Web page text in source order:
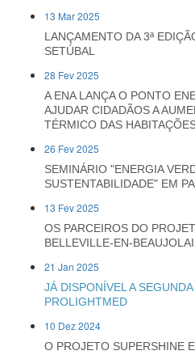
13 Mar 2025
LANÇAMENTO DA 3ª
SETÚBAL
28 Fev 2025
A ENA LANÇA O PONTO
AJUDAR CIDADÃOS A
TÉRMICO DAS
26 Fev 2025
SEMINÁRIO "ENERGIA
SUSTENTABILIDADE" EM
13 Fev 2025
OS PARCEIROS DO
BELLEVILLE-EN-
21 Jan 2025
JÁ DISPONÍVEL A
PROLIGHTMED
10 Dez 2024
O PROJETO SUPERSHINE